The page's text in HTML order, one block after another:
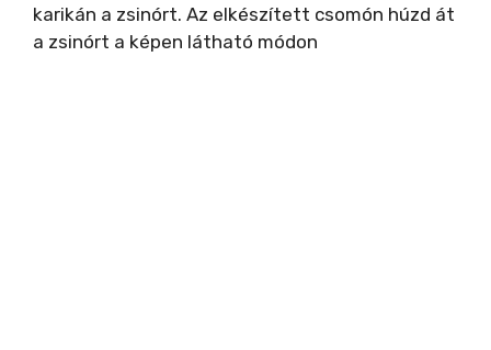
karikán a zsinórt. Az elkészített csomón húzd át
a zsinórt a képen látható módon